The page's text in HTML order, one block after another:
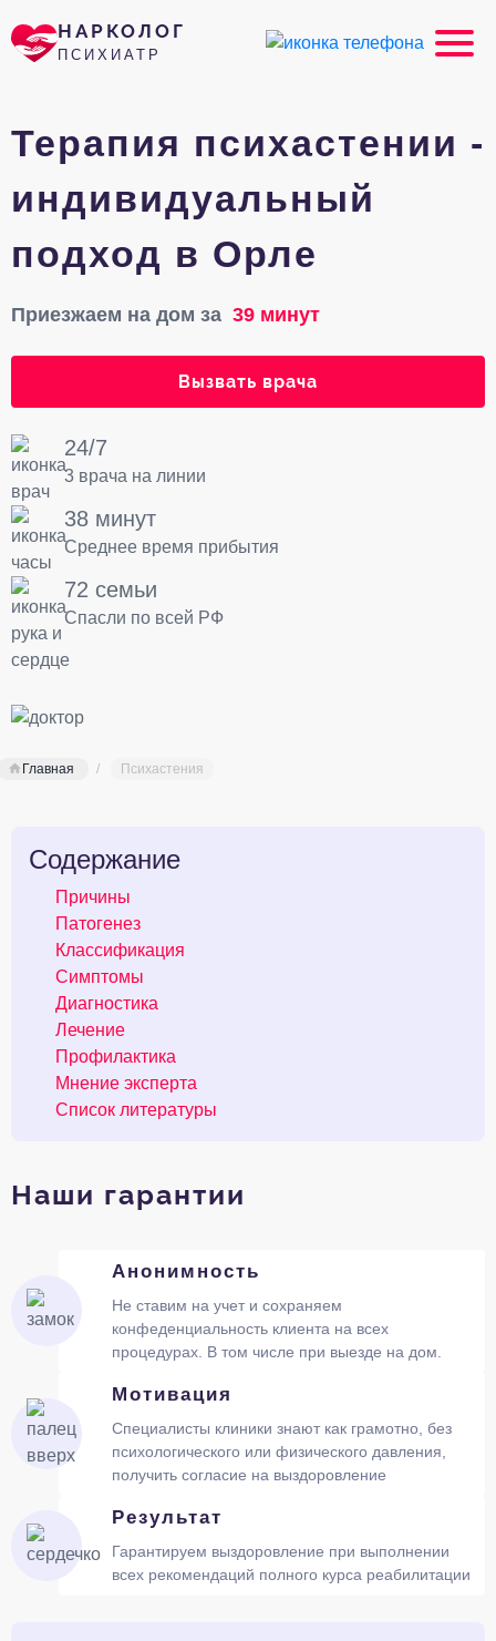
НАРКОЛОГ
ПСИХИАТР
Терапия психастении -
индивидуальный
подход в Орле
Приезжаем на дом за 39 минут
Вызвать врача
24/7
3 врача на линии
38 минут
Среднее время прибытия
72 семьи
Спасли по всей РФ
Главная Психастения
Содержание
Причины
Патогенез
Классификация
Симптомы
Диагностика
Лечение
Профилактика
Мнение эксперта
Список литературы
Наши гарантии
Анонимность
Не ставим на учет и сохраняем
конфеденциальность клиента на всех
процедурах. В том числе при выезде на дом.
Мотивация
Специалисты клиники знают как грамотно, без
психологического или физического давления,
получить согласие на выздоровление
Результат
Гарантируем выздоровление при выполнении
всех рекомендаций полного курса реабилитации